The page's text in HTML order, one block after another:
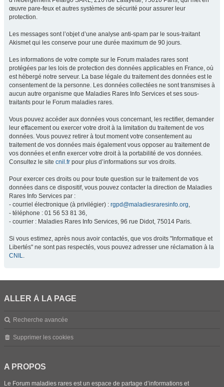
œuvre pare-feux et autres systèmes de sécurité pour assurer leur
protection.
Les messages sont l’objet d’une analyse anti-spam par le sous-traitant
Akismet qui les conserve pour une durée maximum de 90 jours.
Les informations de votre compte sur le Forum malades rares sont
protégées par les lois de protection des données applicables en France, où
est hébergé notre serveur. La base légale du traitement des données est le
consentement de la personne. Les données collectées ne sont transmises à
aucun autre organisme que Maladies Rares Info Services et ses sous-
traitants pour le Forum maladies rares.
Vous pouvez accéder aux données vous concernant, les rectifier, demander
leur effacement ou exercer votre droit à la limitation du traitement de vos
données. Vous pouvez retirer à tout moment votre consentement au
traitement de vos données mais également vous opposer au traitement de
vos données et enfin exercer votre droit à la portabilité de vos données.
Consultez le site cnil.fr pour plus d’informations sur vos droits.
Pour exercer ces droits ou pour toute question sur le traitement de vos
données dans ce dispositif, vous pouvez contacter la direction de Maladies
Rares Info Services par :
- courriel électronique (à privilégier) : rgpd@maladiesraresinfo.org,
- téléphone : 01 56 53 81 36,
- courrier : Maladies Rares Info Services, 96 rue Didot, 75014 Paris.
Si vous estimez, après nous avoir contactés, que vos droits "Informatique et
Libertés" ne sont pas respectés, vous pouvez adresser une réclamation à la
CNIL.
ALLER À LA PAGE
Recherche avancée
Supprimer les cookies
A PROPOS
Le Forum maladies rares est un espace de partage d’informations et